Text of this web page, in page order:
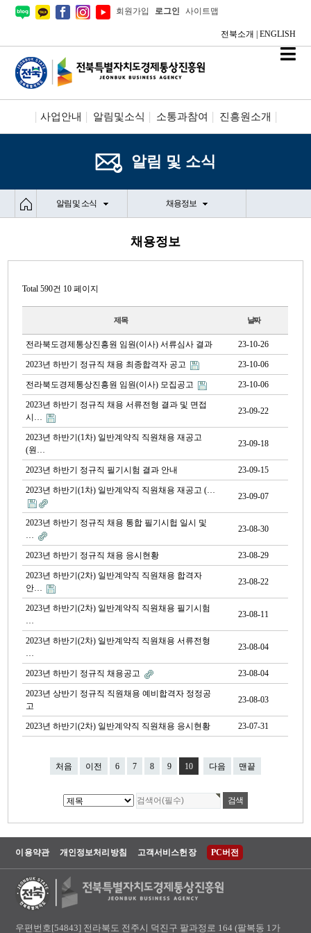
회원가입 로그인 사이트맵
전북소개 ENGLISH
사업안내 알림및소식 소통과참여 진흥원소개
알림 및 소식
알림 및 소식 채용정보
채용정보
Total 590건 10 페이지
제목 날짜
전라북도경제통상진흥원 임원(이사) 서류심사 결과 23-10-26
2023년 하반기 정규직 채용 최종합격자 공고 23-10-06
전라북도경제통상진흥원 임원(이사) 모집공고 23-10-06
2023년 하반기 정규직 채용 서류전형 결과 및 면접
시…
23-09-22
2023년 하반기(1차) 일반계약직 직원채용 재공고
(원…
23-09-18
2023년 하반기 정규직 필기시험 결과 안내 23-09-15
2023년 하반기(1차) 일반계약직 직원채용 재공고 (…
23-09-07
2023년 하반기 정규직 채용 통합 필기시헙 일시 및
…
23-08-30
2023년 하반기 정규직 채용 응시현황 23-08-29
2023년 하반기(2차) 일반계약직 직원채용 합격자
안…
23-08-22
2023년 하반기(2차) 일반계약직 직원채용 필기시험
…
23-08-11
2023년 하반기(2차) 일반계약직 직원채용 서류전형
…
23-08-04
2023년 하반기 정규직 채용공고 23-08-04
2023년 상반기 정규직 직원채용 예비합격자 정정공
고
23-08-03
2023년 하반기(2차) 일반계약직 직원채용 응시현황 23-07-31
처음 이전 6 7 8 9 10 다음 맨끝
이용약관 개인정보처리방침 고객서비스헌장 PC버전
우편번호[54843] 전라북도 전주시 덕진구 팔과정로 164 (팔복동 1가